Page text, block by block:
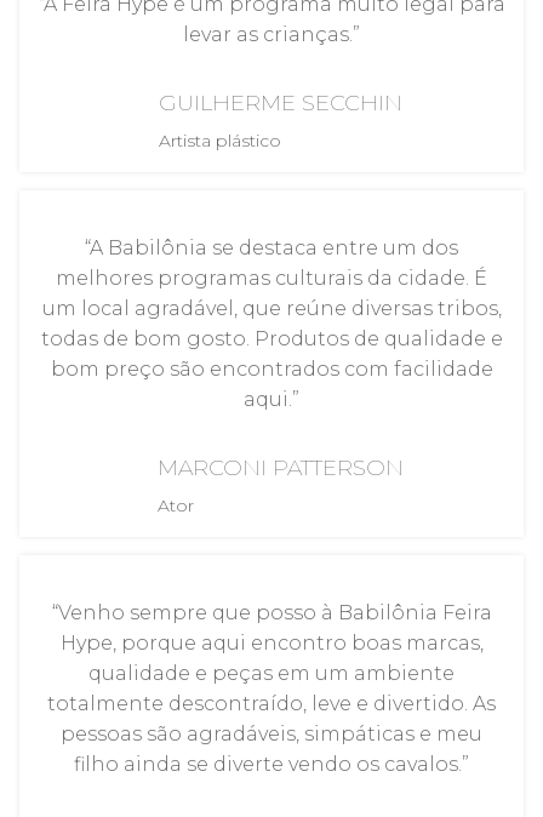
levar as crianças.”
GUILHERME SECCHIN
Artista plástico
“A Babilônia se destaca entre um dos
melhores programas culturais da cidade. É
um local agradável, que reúne diversas tribos,
todas de bom gosto. Produtos de qualidade e
bom preço são encontrados com facilidade
aqui.”
MARCONI PATTERSON
Ator
“Venho sempre que posso à Babilônia Feira
Hype, porque aqui encontro boas marcas,
qualidade e peças em um ambiente
totalmente descontraído, leve e divertido. As
pessoas são agradáveis, simpáticas e meu
filho ainda se diverte vendo os cavalos.”